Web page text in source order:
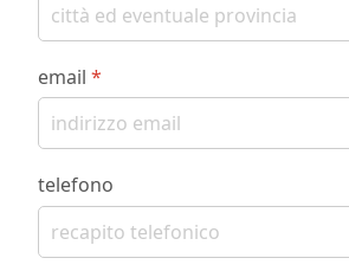
email *
telefono